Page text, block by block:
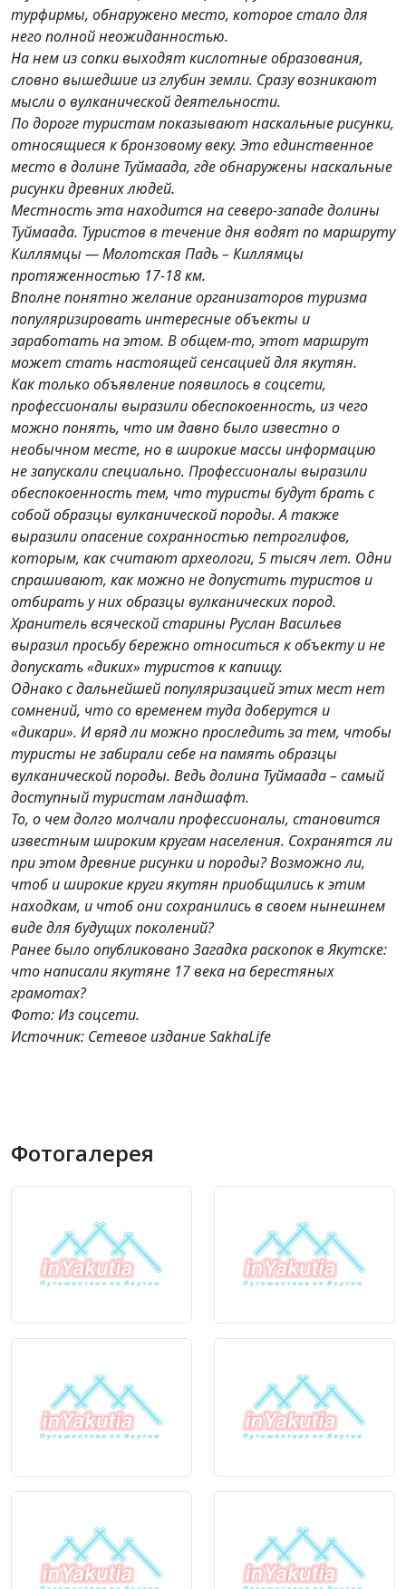
турфирмы, обнаружено место, которое стало для
него полной неожиданностью.
На нем из сопки выходят кислотные образования,
словно вышедшие из глубин земли. Сразу возникают
мысли о вулканической деятельности.
По дороге туристам показывают наскальные рисунки,
относящиеся к бронзовому веку. Это единственное
место в долине Туймаада, где обнаружены наскальные
рисунки древних людей.
Местность эта находится на северо-западе долины
Туймаада. Туристов в течение дня водят по маршруту
Киллямцы — Молотская Падь – Киллямцы
протяженностью 17-18 км.
Вполне понятно желание организаторов туризма
популяризировать интересные объекты и
заработать на этом. В общем-то, этот маршрут
может стать настоящей сенсацией для якутян.
Как только объявление появилось в соцсети,
профессионалы выразили обеспокоенность, из чего
можно понять, что им давно было известно о
необычном месте, но в широкие массы информацию
не запускали специально. Профессионалы выразили
обеспокоенность тем, что туристы будут брать с
собой образцы вулканической породы. А также
выразили опасение сохранностью петроглифов,
которым, как считают археологи, 5 тысяч лет. Одни
спрашивают, как можно не допустить туристов и
отбирать у них образцы вулканических пород.
Хранитель всяческой старины Руслан Васильев
выразил просьбу бережно относиться к объекту и не
допускать «диких» туристов к капищу.
Однако с дальнейшей популяризацией этих мест нет
сомнений, что со временем туда доберутся и
«дикари». И вряд ли можно проследить за тем, чтобы
туристы не забирали себе на память образцы
вулканической породы. Ведь долина Туймаада – самый
доступный туристам ландшафт.
То, о чем долго молчали профессионалы, становится
известным широким кругам населения. Сохранятся ли
при этом древние рисунки и породы? Возможно ли,
чтоб и широкие круги якутян приобщились к этим
находкам, и чтоб они сохранились в своем нынешнем
виде для будущих поколений?
Ранее было опубликовано Загадка раскопок в Якутске:
что написали якутяне 17 века на берестяных
грамотах?
Фото: Из соцсети.
Источник: Сетевое издание SakhaLife
Фотогалерея